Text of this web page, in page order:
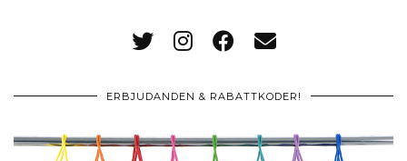
ERBJUDANDEN & RABATTKODER!